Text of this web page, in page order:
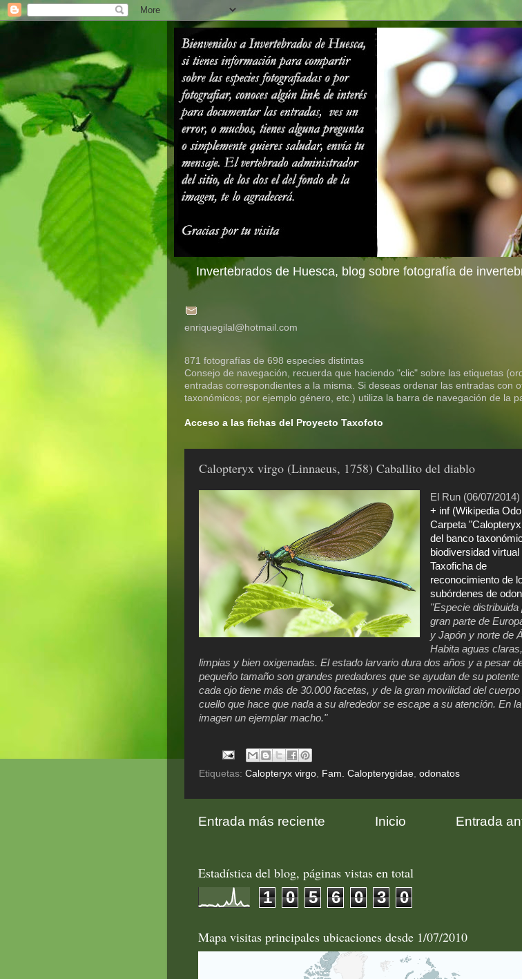
Invertebrados de Huesca, blog sobre fotografía de
enriquegilal@hotmail.com
871 fotografías de 698 especies distintas
Consejo de navegación, recuerda que haciendo "clic" sobre las etiquetas
entradas correspondientes a la misma. Si deseas ordenar las entradas con
taxonómicos; por ejemplo género, etc.) utiliza la barra de navegación de la
Acceso a las fichas del Proyecto Taxofoto
Calopteryx virgo (Linnaeus, 1758) Caballito del diablo
El Run (06/07/2014)
+ inf (Wikipedia
Carpeta
del banco
biodiversidad virtual
Taxoficha de
reconocimiento de
subórdenes de
"Especie distribuida
gran parte de
y Japón y norte de
Habita aguas claras,
limpias y bien oxigenadas. El estado larvario dura dos años y a pesar
pequeño tamaño son grandes predadores que se ayudan de su potente
cada ojo tiene más de 30.000 facetas, y de la gran movilidad del
cuello que hace que nada a su alrededor se escape a su atención. En la
imagen un ejemplar macho."
Etiquetas: Calopteryx virgo Fam. Calopterygidae odonatos
Entrada más reciente Entrada
Inicio
Estadística del blog, páginas vistas en total
1 0 5 6 0 3 0
Mapa visitas principales ubicaciones desde 1/07/2010